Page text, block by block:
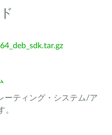
ーティング・システム/ア
。